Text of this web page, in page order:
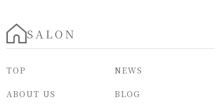
SALON
TOP
ABOUT US
NEWS
BLOG